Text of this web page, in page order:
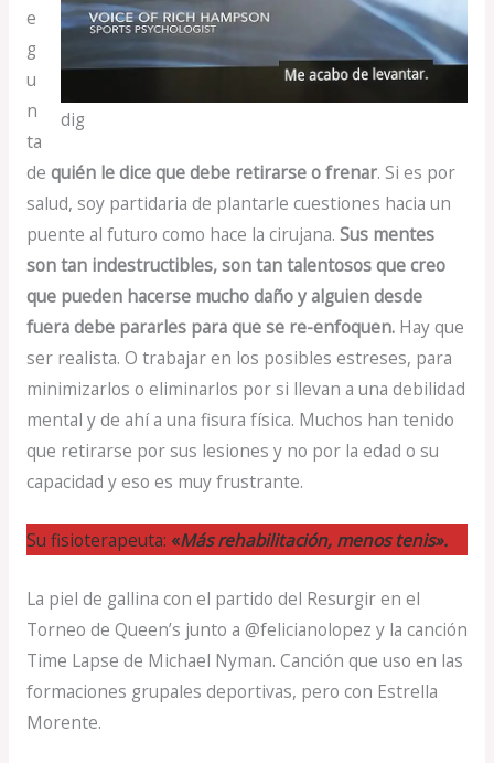
dig
e
g
u
n
ta
de quién le dice que debe retirarse o frenar. Si es por
salud, soy partidaria de plantarle cuestiones hacia un
puente al futuro como hace la cirujana. Sus mentes
son tan indestructibles, son tan talentosos que creo
que pueden hacerse mucho daño y alguien desde
fuera debe pararles para que se re-enfoquen.Hay que
ser realista. O trabajar en los posibles estreses, para
minimizarlos o eliminarlos por si llevan a una debilidad
mental y de ahí a una fisura física. Muchos han tenido
que retirarse por sus lesiones y no por la edad o su
capacidad y eso es muy frustrante.
Su fisioterapeuta: «Más rehabilitación, menos tenis».
La piel de gallina con el partido del Resurgir en el
Torneo de Queen’s junto a @felicianolopez y la canción
Time Lapse de Michael Nyman. Canción que uso en las
formaciones grupales deportivas, pero con Estrella
Morente.